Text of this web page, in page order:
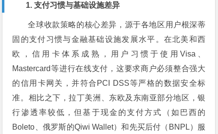
1. 支付习惯与基础设施差异
全球收款策略的核心差异，源于各地区用户根深蒂
固的支付习惯与金融基础设施发展水平。在北美和西
欧，信用卡体系成熟，用户习惯于使用Visa、
Mastercard等进行在线支付，这要求商户必须整合强大
的信用卡网关，并符合PCI DSS等严格的数据安全标
准。相比之下，拉丁美洲、东欧及东南亚部分地区，银
行渗透率较低，但基于现金的支付方式（如巴西的
Boleto、俄罗斯的Qiwi Wallet）和先买后付（BNPL）服